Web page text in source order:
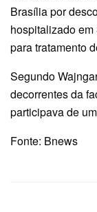
Brasília por
hospitalizado
para tratamento
Segundo
decorrentes da
participava de
Fonte: Bnews